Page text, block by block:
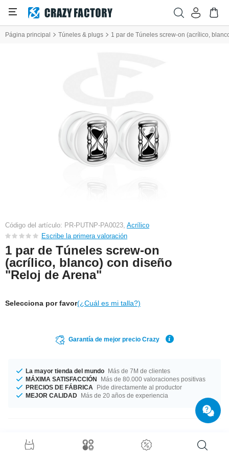
Página principal Túneles & plugs 1 par de Túneles screw-on (acrílico,
Código del artículo: PR-PUTNP-PA0023, Acrílico
Escribe la primera valoración
1 par de Túneles screw-on
(acrílico, blanco) con diseño
"Reloj de Arena"
Selecciona por favor(¿Cuál es mi talla?)
Garantía de mejor precio Crazy
La mayor tienda del mundo Más de 7M de clientes
MÁXIMA SATISFACCIÓN
Más de 80.000 valoraciones positivas
PRECIOS DE FÁBRICA
Pide directamente al productor
MEJOR CALIDAD Más de 20 años de experiencia
Detalles del producto